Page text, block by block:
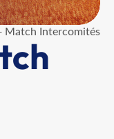
Match Intercomités